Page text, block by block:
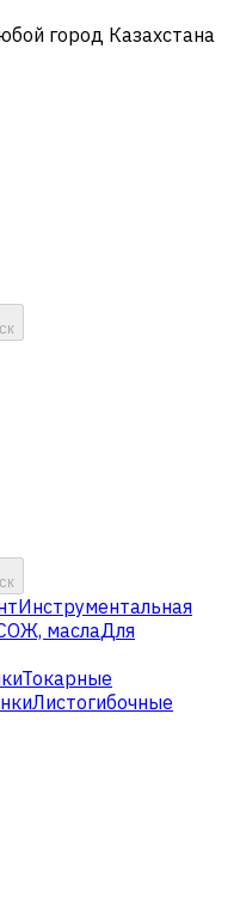
город Казахстана
Инструментальная
маслаДля
Токарные
Листогибочные